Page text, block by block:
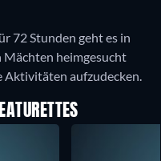
72 Stunden geht es in
heimgesucht
aufzudecken.